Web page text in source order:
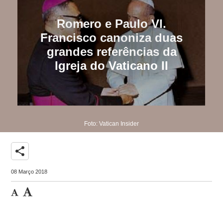
Romero e Paulo VI.
Francisco canoniza duas
grandes referências da
Igreja do Vaticano II
Foto: Vatican Insider
share
08 Março 2018